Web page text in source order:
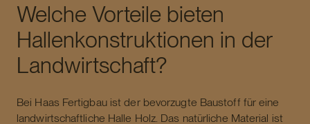
Welche Vorteile bieten
Hallenkonstruktionen in der
Landwirtschaft?
Bei Haas Fertigbau ist der bevorzugte Baustoff für eine
landwirtschaftliche Halle Holz. Das natürliche Material ist